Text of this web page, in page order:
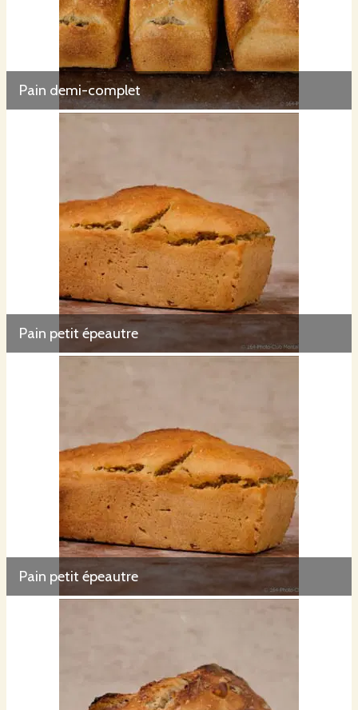
Pain demi-complet
Pain petit épeautre
Pain petit épeautre